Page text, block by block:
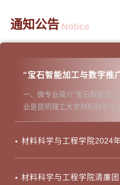
板开展宣讲，围绕乡村自建房隔
民讲解碳纤维复合材料轻量化、高
通知公告 Notice
一、微专业简介“宝石智能加
业是昆明理工大学材料科学与
统产业的浪潮下，珠宝行业正
珠宝领域在智能设计、数字加
材料科学与工程学院2024年秋季学期硕士
材料科学与工程学院清廉